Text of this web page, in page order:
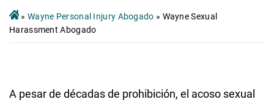
» Wayne Personal Injury Abogado » Wayne Sexual
Harassment Abogado
A pesar de décadas de prohibición, el acoso sexual